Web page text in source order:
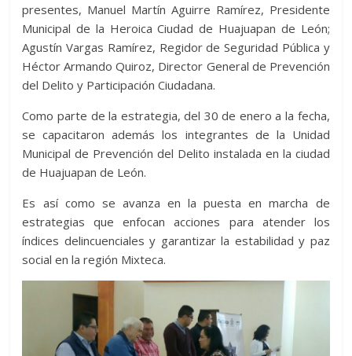
presentes, Manuel Martín Aguirre Ramírez, Presidente
Municipal de la Heroica Ciudad de Huajuapan de León;
Agustín Vargas Ramírez, Regidor de Seguridad Pública y
Héctor Armando Quiroz, Director General de Prevención
del Delito y Participación Ciudadana.
Como parte de la estrategia, del 30 de enero a la fecha,
se capacitaron además los integrantes de la Unidad
Municipal de Prevención del Delito instalada en la ciudad
de Huajuapan de León.
Es así como se avanza en la puesta en marcha de
estrategias que enfocan acciones para atender los
índices delincuenciales y garantizar la estabilidad y paz
social en la región Mixteca.